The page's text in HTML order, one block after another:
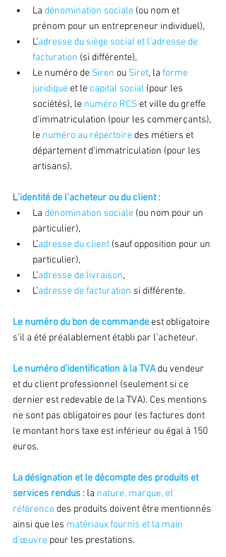
La dénomination sociale (ou nom et
prénom pour un entrepreneur individuel),
L’adresse du siège social et l’adresse de
facturation (si différente),
Le numéro de Siren ou Siret, la forme
juridique et le capital social (pour les
sociétés), le numéro RCS et ville du greffe
d’immatriculation (pour les commerçants),
le numéro au répertoire des métiers et
département d’immatriculation (pour les
artisans).
L’identité de l’acheteur ou du client :
La dénomination sociale (ou nom pour un
particulier),
L’adresse du client (sauf opposition pour un
particulier),
L’adresse de livraison,
L’adresse de facturation si différente.
Le numéro du bon de commande est obligatoire
s’il a été préalablement établi par l’acheteur.
Le numéro d’identification à la TVA du vendeur
et du client professionnel (seulement si ce
dernier est redevable de la TVA). Ces mentions
ne sont pas obligatoires pour les factures dont
le montant hors taxe est inférieur ou égal à 150
euros.
La désignation et le décompte des produits et
services rendus : la nature, marque, et
référence des produits doivent être mentionnés
ainsi que les matériaux fournis et la main
d’œuvre pour les prestations.